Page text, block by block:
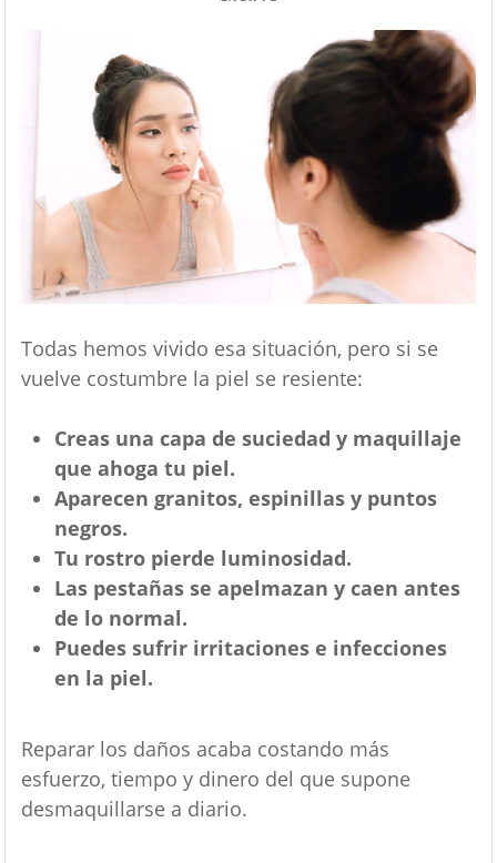
Todas hemos vivido esa situación, pero si se
vuelve costumbre la piel se resiente:
Creas una capa de suciedad y maquillaje
que ahoga tu piel.
Aparecen granitos, espinillas y puntos
negros.
Tu rostro pierde luminosidad.
Las pestañas se apelmazan y caen antes
de lo normal.
Puedes sufrir irritaciones e infecciones
en la piel.
Reparar los daños acaba costando más
esfuerzo, tiempo y dinero del que supone
desmaquillarse a diario.